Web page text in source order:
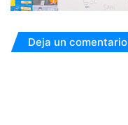
Deja un comentario